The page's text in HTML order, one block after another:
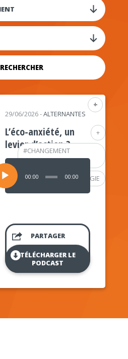
RECHERCHER
+
+
#CHANGEMENT
CLIMATIQUE
#PSYCHOLOGIE
29/06/2026-ALTERNANTES
L’éco-anxiété, un
levier d’action ?
Lecteur
audio
00:00 00:00
PARTAGER
TÉLÉCHARGER LE
PODCAST